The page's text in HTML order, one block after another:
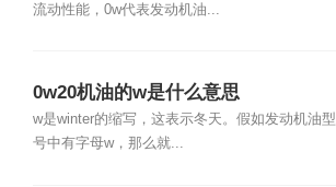
流动性能，0w代表发动机油...
0w20机油的w是什么意思
w是winter的缩写，这表示冬天。假如发动机油型
号中有字母w，那么就...